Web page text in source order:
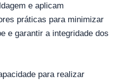
e aplicam
práticas para minimizar
e garantir a integridade dos
para realizar